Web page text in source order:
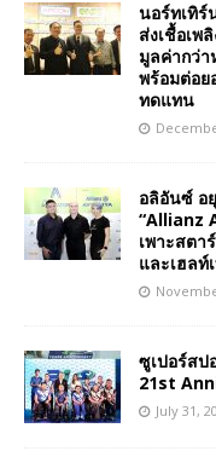
นอร์ทเทิร์
ส่งเชื้อเพ
มูลค่ากว่
พร้อมต่อย
ทดแทน
อลิอันซ์ อ
“Allianz
เพาะสตา
และเฮลท์
ซูเปอร์สป
21st
July 31,